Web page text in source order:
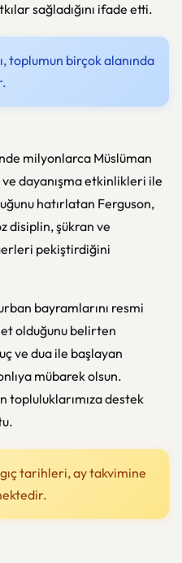
sağladığını ifade etti.
toplumun birçok alanında
milyonlarca Müslüman
dayanışma etkinlikleri ile
hatırlatan Ferguson,
disiplin, şükran ve
pekiştirdiğini
bayramlarını resmi
olduğunu belirten
ve dua ile başlayan
mübarek olsun.
topluluklarımıza destek
tarihleri, ay takvimine